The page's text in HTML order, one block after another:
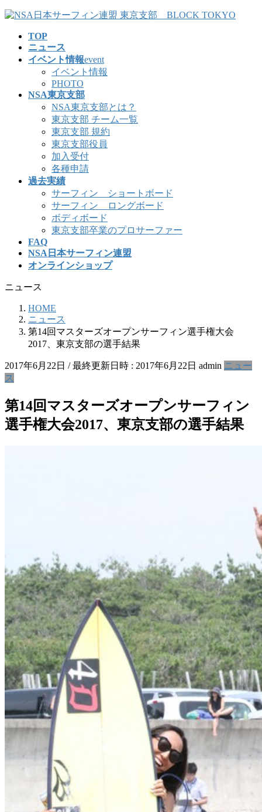
コ
ナ
TOP
ニュース
イベント情報event
イベント情報
PHOTO
NSA東京支部
NSA東京支部とは？
東京支部 チーム一覧
東京支部 規約
東京支部役員
加入受付
各種申請
過去実績
サーフィン ショートボード
サーフィン ロングボード
ボディボード
東京支部卒業のプロサーファー
FAQ
NSA日本サーフィン連盟
オンラインショップ
ニュース
HOME
ニュース
第14回マスターズオープンサーフィン選手権大会
2017、東京支部の選手結果
2017年6月22日 / 最終更新日時 : 2017年6月22日 admin ニュー
ス
第14回マスターズオープンサーフィン
選手権大会2017、東京支部の選手結果